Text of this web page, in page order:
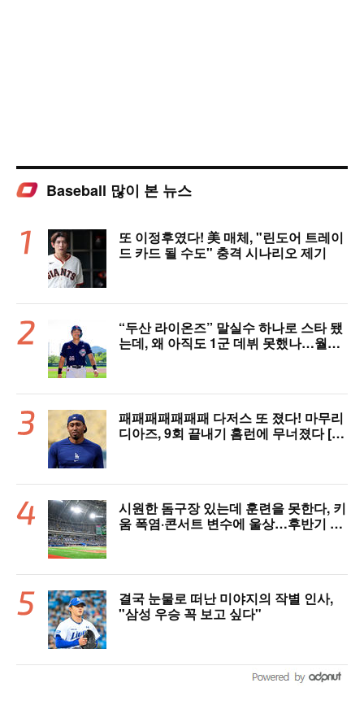
Baseball 많이 본 뉴스
또 이정후였다! 美 매체, "린도어 트레이
드 카드 될 수도" 충격 시나리오 제기
“두산 라이온즈” 말실수 하나로 스타 됐
는데, 왜 아직도 1군 데뷔 못했나…월간
패패패패패패패 다저스 또 졌다! 마무리
디아즈, 9회 끝내기 홈런에 무너졌다 [L
시원한 돔구장 있는데 훈련을 못한다, 키
움 폭염·콘서트 변수에 울상…후반기 상
결국 눈물로 떠난 미야지의 작별 인사,
"삼성 우승 꼭 보고 싶다"